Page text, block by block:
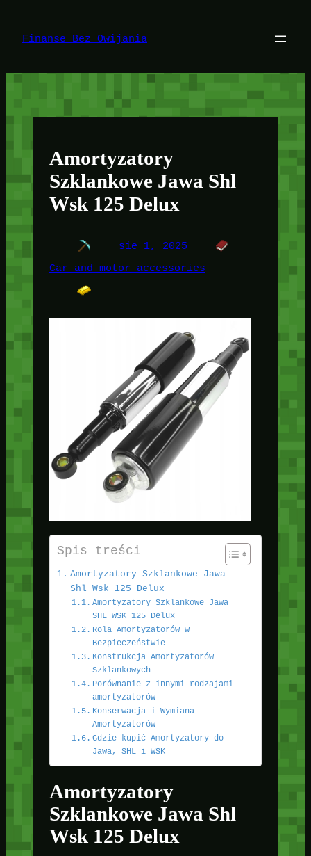
treści
Finanse Bez Owijania
Amortyzatory
Szklankowe Jawa Shl
Wsk 125 Delux
sie 1, 2025
Car and motor accessories
Spis treści
Amortyzatory Szklankowe Jawa
Shl Wsk 125 Delux
Amortyzatory Szklankowe Jawa
SHL WSK 125 Delux
Rola Amortyzatorów w
Bezpieczeństwie
Konstrukcja Amortyzatorów
Szklankowych
Porównanie z innymi rodzajami
amortyzatorów
Konserwacja i Wymiana
Amortyzatorów
Gdzie kupić Amortyzatory do
Jawa, SHL i WSK
Amortyzatory
Szklankowe Jawa Shl
Wsk 125 Delux